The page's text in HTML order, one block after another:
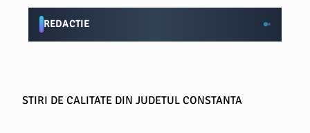
REDACTIE
STIRI DE CALITATE DIN JUDETUL CONSTANTA